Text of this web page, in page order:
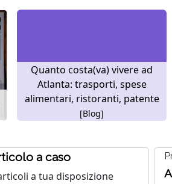
Quanto costa(va) vivere ad
Atlanta: trasporti, spese
alimentari, ristoranti, patente
[Blog]
a caso
a tua disposizione